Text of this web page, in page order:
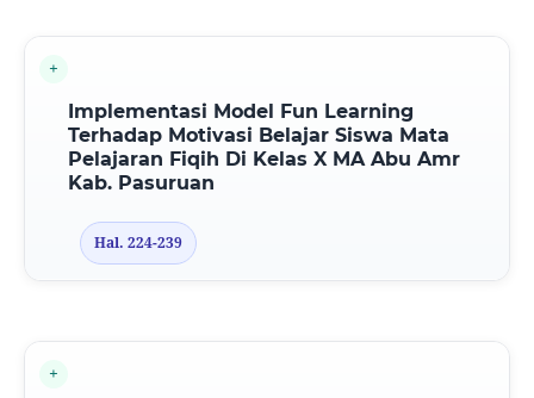
Implementasi Model Fun Learning
Terhadap Motivasi Belajar Siswa Mata
Pelajaran Fiqih Di Kelas X MA Abu Amr
Kab. Pasuruan
Hal. 224-239